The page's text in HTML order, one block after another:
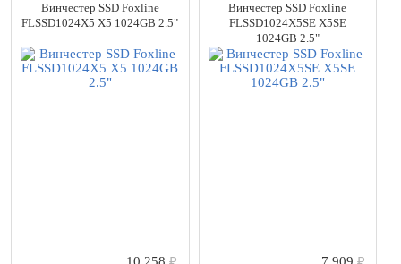
Винчестер SSD Foxline
FLSSD1024X5 X5 1024GB 2.5"
Винчестер SSD Foxline
FLSSD1024X5SE X5SE
1024GB 2.5"